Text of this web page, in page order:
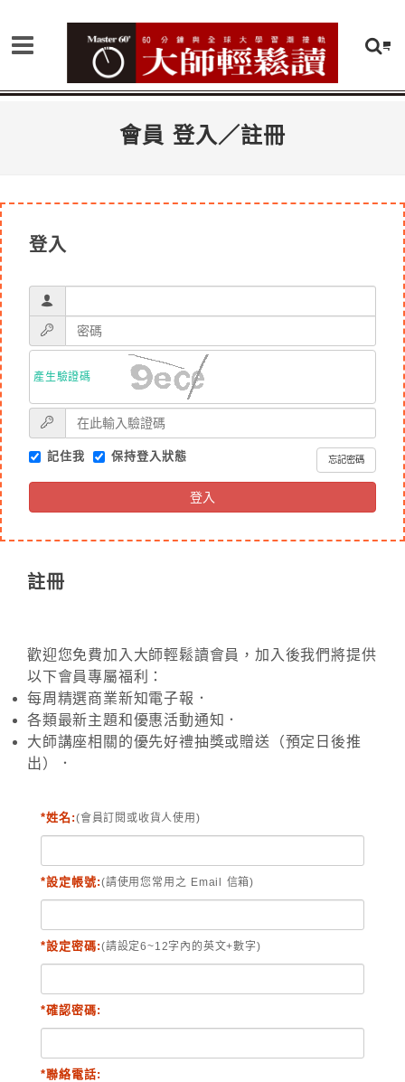
會員 登入／註冊
登入
產生驗證碼
記住我 保持登入狀態 忘記密碼
登入
註冊
歡迎您免費加入大師輕鬆讀會員，加入後我們將提供
以下會員專屬福利：
每周精選商業新知電子報．
各類最新主題和優惠活動通知．
大師講座相關的優先好禮抽獎或贈送（預定日後推
出）．
*姓名:(會員訂閱或收貨人使用)
*設定帳號:(請使用您常用之 Email 信箱)
*設定密碼:(請設定6~12字內的英文+數字)
*確認密碼:
*聯絡電話: